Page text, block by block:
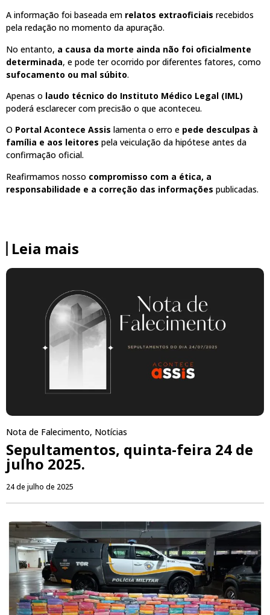
A informação foi baseada em relatos extraoficiais recebidos
pela redação no momento da apuração.
No entanto, a causa da morte ainda não foi oficialmente
determinada, e pode ter ocorrido por diferentes fatores, como
sufocamento ou mal súbito.
Apenas o laudo técnico do Instituto Médico Legal (IML)
poderá esclarecer com precisão o que aconteceu.
O Portal Acontece Assis lamenta o erro e pede desculpas à
família e aos leitores pela veiculação da hipótese antes da
confirmação oficial.
Reafirmamos nosso compromisso com a ética, a
responsabilidade e a correção das informações publicadas.
Leia mais
Nota de Falecimento, Notícias
Sepultamentos, quinta-feira 24 de
julho 2025.
24 de julho de 2025